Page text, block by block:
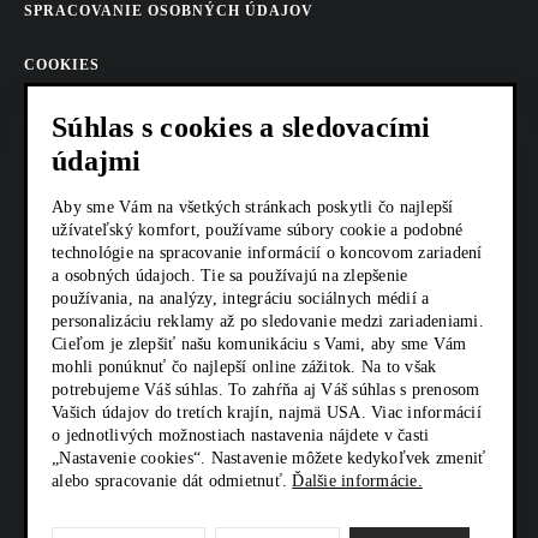
SPRACOVANIE OSOBNÝCH ÚDAJOV
COOKIES
AKTUALITY
KARIÉRA
Z SHOP
KONTAKTY
SOCIÁLNE SIETE
Súhlas s cookies a sledovacími
údajmi
Aby sme Vám na všetkých stránkach poskytli čo najlepší
užívateľský komfort, používame súbory cookie a podobné
technológie na spracovanie informácií o koncovom zariadení
a osobných údajoch. Tie sa používajú na zlepšenie
používania, na analýzy, integráciu sociálnych médií a
personalizáciu reklamy až po sledovanie medzi zariadeniami.
Cieľom je zlepšiť našu komunikáciu s Vami, aby sme Vám
mohli ponúknuť čo najlepší online zážitok. Na to však
potrebujeme Váš súhlas. To zahŕňa aj Váš súhlas s prenosom
Vašich údajov do tretích krajín, najmä USA. Viac informácií
o jednotlivých možnostiach nastavenia nájdete v časti
„Nastavenie cookies“. Nastavenie môžete kedykoľvek zmeniť
alebo spracovanie dát odmietnuť.Ďalšie informácie.